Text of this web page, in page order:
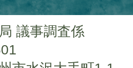
議事調査係